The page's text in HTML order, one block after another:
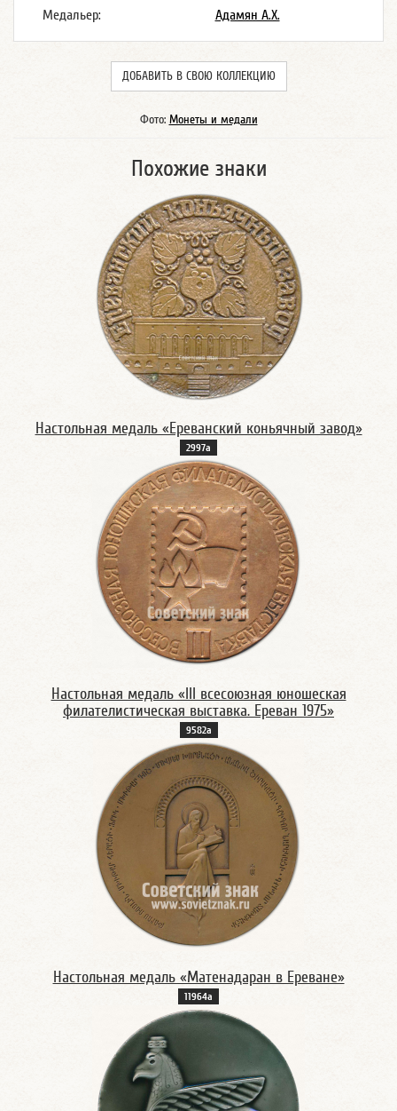
Медальер: Адамян А.Х.
ДОБАВИТЬ В СВОЮ КОЛЛЕКЦИЮ
Фото: Монеты и медали
Похожие знаки
Настольная медаль «Ереванский коньячный завод»
2997а
Настольная медаль «III всесоюзная юношеская
филателистическая выставка. Ереван 1975»
9582а
Настольная медаль «Матенадаран в Ереване»
11964а